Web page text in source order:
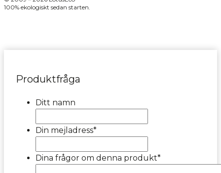
100% ekologiskt sedan starten.
Produktfråga
Ditt namn
Din mejladress*
Dina frågor om denna produkt*